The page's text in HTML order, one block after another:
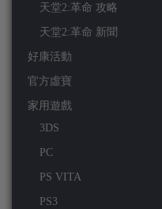
天堂2:革命 攻略
天堂2:革命 新聞
好康活動
官方虛寶
家用遊戲
3DS
PC
PS VITA
PS3